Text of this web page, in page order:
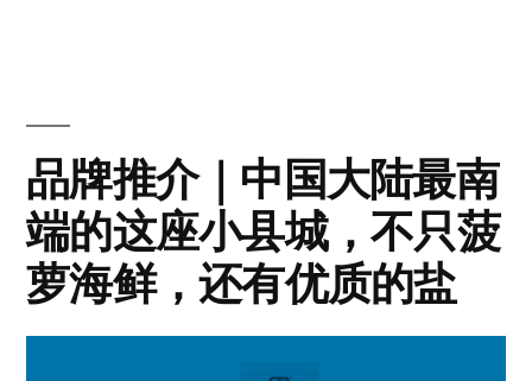
品牌推介｜中国大陆最南
端的这座小县城，不只菠
萝海鲜，还有优质的盐